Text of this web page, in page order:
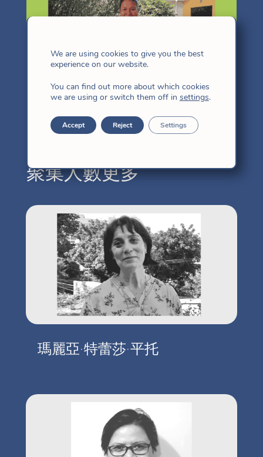
聚集人數更多
瑪麗亞·特蕾莎·平托
We are using cookies to give you the best
experience on our website.
You can find out more about which cookies
we are using or switch them off in settings.
Accept Reject Settings